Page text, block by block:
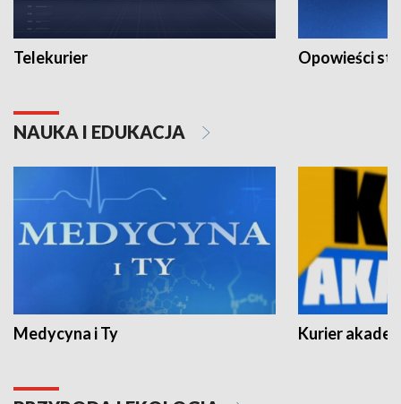
Telekurier Opowieści
NAUKA I EDUKACJA
Medycyna i Ty Kurier